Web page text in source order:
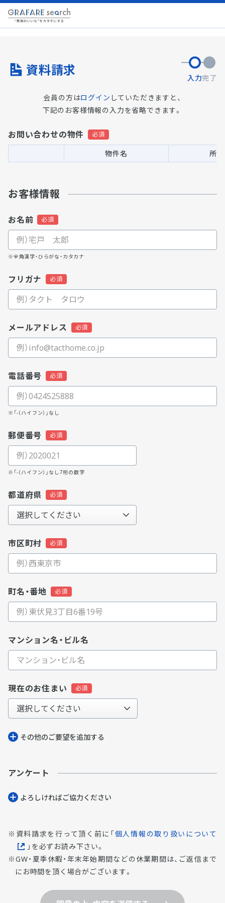
資料請求 入力完了
会員の方はログイン していただきますと、
下記のお客様情報の入力を省略できます。
お問い合わせの物件
物件名 所
お客様情報
お名前
※全角漢字・ひらがな・カタカナ
フリガナ
メールアドレス
電話番号
※「-（ハイフン）」なし
郵便番号
※「-（ハイフン）」なし7桁の数字
都道府県
市区町村
町名・番地
マンション名・ビル名
現在のお住まい
その他のご要望を追加する
アンケート
よろしければご協⼒ください
資料請求を行って頂く前に「個人情報の取り扱いについて
」を必ずお読み下さい。
GW・夏季休暇・年末年始期間などの休業期間は、ご返信まで
にお時間を頂く場合がございます。